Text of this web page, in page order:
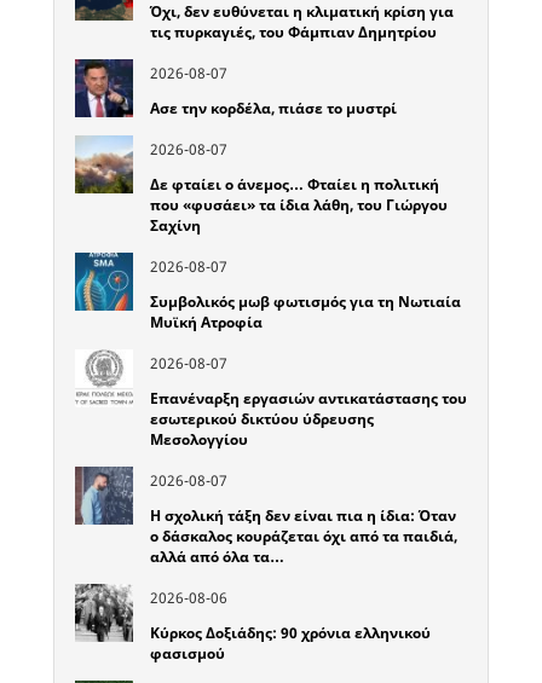
Όχι, δεν ευθύνεται η κλιματική κρίση για
τις πυρκαγιές, του Φάμπιαν Δημητρίου
2026-08-07
Ασε την κορδέλα, πιάσε το μυστρί
2026-08-07
Δε φταίει ο άνεμος… Φταίει η πολιτική
που «φυσάει» τα ίδια λάθη, του Γιώργου
Σαχίνη
2026-08-07
Συμβολικός μωβ φωτισμός για τη Νωτιαία
Μυϊκή Ατροφία
2026-08-07
Επανέναρξη εργασιών αντικατάστασης του
εσωτερικού δικτύου ύδρευσης
Μεσολογγίου
2026-08-07
Η σχολική τάξη δεν είναι πια η ίδια: Όταν
ο δάσκαλος κουράζεται όχι από τα παιδιά,
αλλά από όλα τα…
2026-08-06
Κύρκος Δοξιάδης: 90 χρόνια ελληνικού
φασισμού